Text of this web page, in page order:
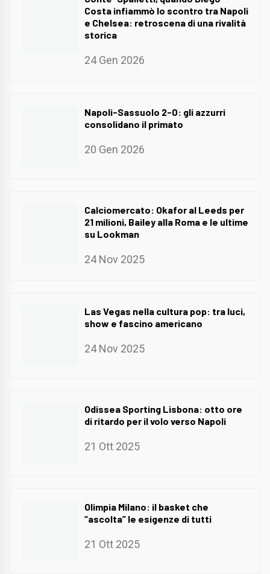
Costa infiammò lo scontro tra Napoli
e Chelsea: retroscena di una rivalità
storica
24 Gen 2026
Napoli-Sassuolo 2-0: gli azzurri
consolidano il primato
20 Gen 2026
Calciomercato: Okafor al Leeds per
21 milioni, Bailey alla Roma e le ultime
su Lookman
24 Nov 2025
Las Vegas nella cultura pop: tra luci,
show e fascino americano
24 Nov 2025
Odissea Sporting Lisbona: otto ore
di ritardo per il volo verso Napoli
21 Ott 2025
Olimpia Milano: il basket che
“ascolta” le esigenze di tutti
21 Ott 2025